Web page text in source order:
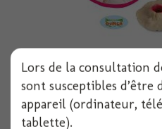
Cicatrice latex
Lors de la consultation
sont susceptibles d’être
appareil (ordinateur,
tablette).